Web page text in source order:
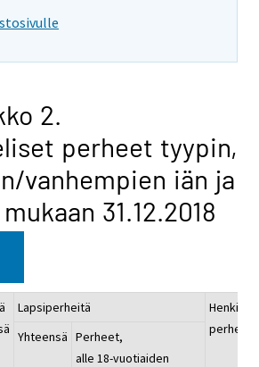
2.
perheet tyypin,
vanhempien iän ja
31.12.2018
Lapsiperheitä
Yhteensä Perheet,
alle 18-vuotiaiden